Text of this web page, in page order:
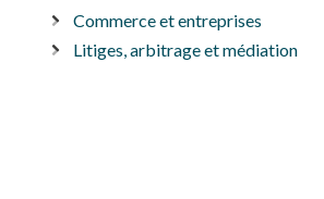
Commerce et entreprises
Litiges, arbitrage et médiation